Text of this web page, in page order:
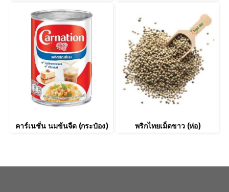
คาร์เนชั่น นมข้นจืด (กระป๋อง) พริกไทยเม็ดขาว (ห่อ)